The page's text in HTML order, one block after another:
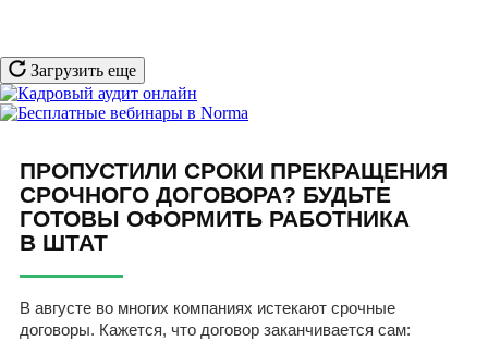
Загрузить еще
ПРОПУСТИЛИ СРОКИ ПРЕКРАЩЕНИЯ
СРОЧНОГО ДОГОВОРА? БУДЬТЕ
ГОТОВЫ ОФОРМИТЬ РАБОТНИКА
В ШТАТ
В августе во многих компаниях истекают срочные
договоры. Кажется, что договор заканчивается сам: